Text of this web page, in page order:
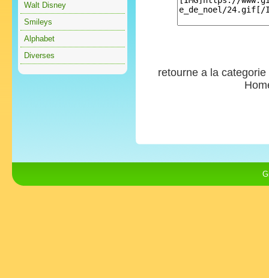
Walt Disney
Smileys
Alphabet
Diverses
retourne a la categorie